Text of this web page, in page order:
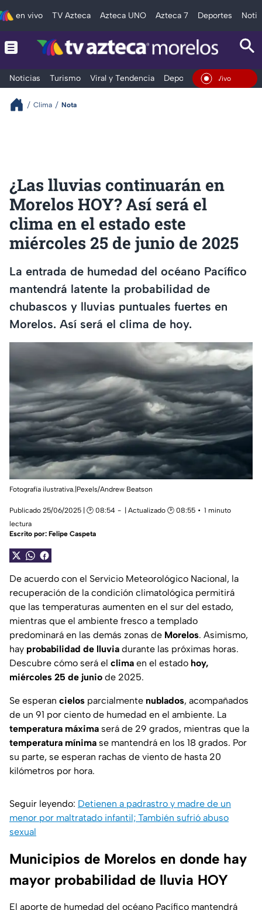
en vivo TV Azteca Azteca UNO Azteca 7 Deportes
Noticias Turismo Viral y Tendencia Deportes Espectáculos
En Vivo
Clima Nota
¿Las lluvias continuarán en
Morelos HOY? Así será el
clima en el estado este
miércoles 25 de junio de 2025
La entrada de humedad del océano Pacífico
mantendrá latente la probabilidad de
chubascos y lluvias puntuales fuertes en
Morelos. Así será el clima de hoy.
Fotografía ilustrativa.|Pexels/Andrew Beatson
Publicado 25/06/2025 | 🕑 08:54 | Actualizado 🕑 08:55
1 minuto
lectura
Escrito por: Felipe Caspeta
De acuerdo con el Servicio Meteorológico Nacional, la
recuperación de la condición climatológica permitirá
que las temperaturas aumenten en el sur del estado,
mientras que el ambiente fresco a templado
predominará en las demás zonas de Morelos. Asimismo,
hay probabilidad de lluvia durante las próximas horas.
Descubre cómo será el clima en el estado hoy,
miércoles 25 de junio de 2025.
Se esperan cielos parcialmente nublados, acompañados
de un 91 por ciento de humedad en el ambiente. La
temperatura máxima será de 29 grados, mientras que la
temperatura mínima se mantendrá en los 18 grados. Por
su parte, se esperan rachas de viento de hasta 20
kilómetros por hora.
Seguir leyendo: Detienen a padrastro y madre de un
menor por maltratado infantil; También sufrió abuso
sexual
Municipios de Morelos en donde hay
mayor probabilidad de lluvia HOY
El aporte de humedad del océano Pacífico mantendrá